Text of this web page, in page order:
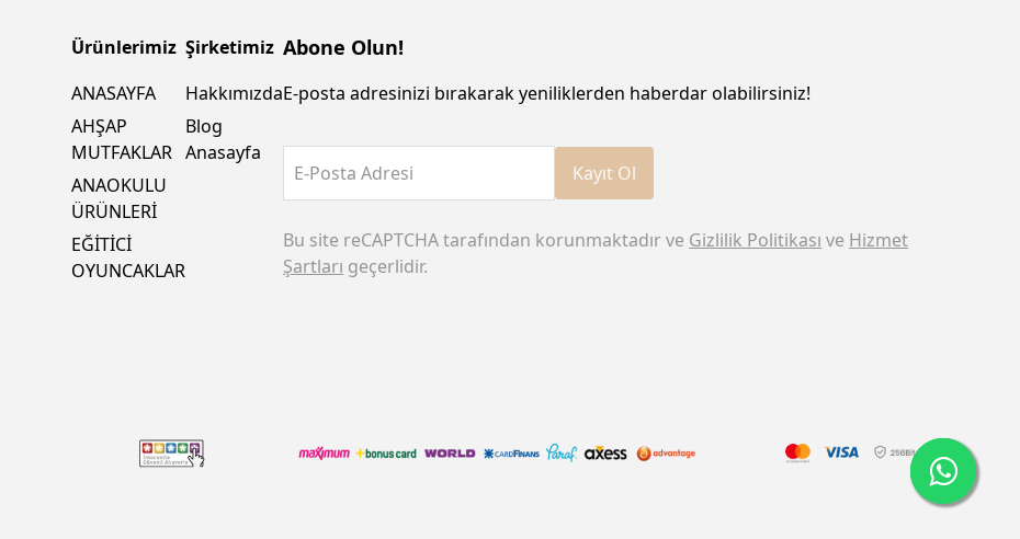
Ürünlerimiz
ANASAYFA
AHŞAP
MUTFAKLAR
ANAOKULU
ÜRÜNLERİ
EĞİTİCİ
OYUNCAKLAR
Şirketimiz
Hakkımızda
Blog
Anasayfa
Abone Olun!
E-posta adresinizi bırakarak yeniliklerden haberdar olabilirsiniz!
E-Posta Adresi Kayıt Ol
Bu site reCAPTCHA tarafından korunmaktadır ve Gizlilik Politikası ve Hizmet
Şartları geçerlidir.